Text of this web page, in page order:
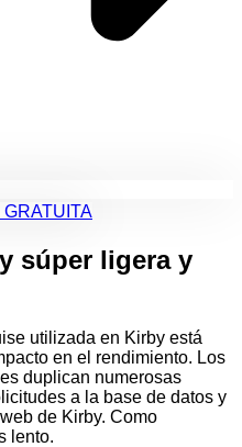
súper ligera y
utilizada en Kirby está
en el rendimiento. Los
duplican numerosas
a la base de datos y
de Kirby. Como
lento.